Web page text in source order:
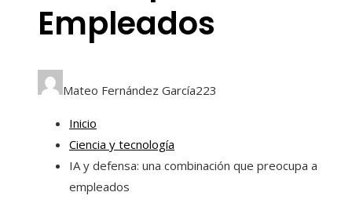
Empleados
Mateo Fernández García223
Inicio
Ciencia y tecnología
IA y defensa: una combinación que preocupa a
empleados